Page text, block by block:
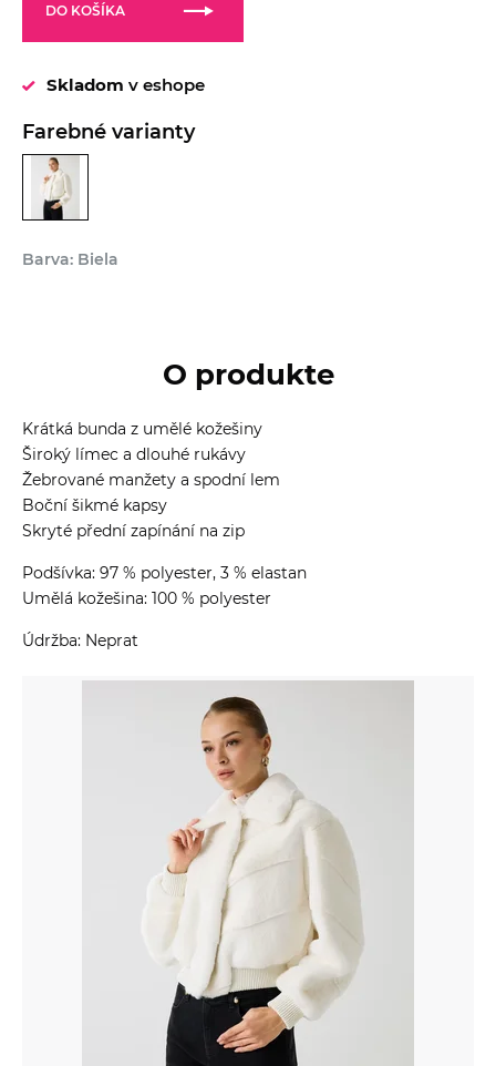
DO KOŠÍKA
Skladom v eshope
Farebné varianty
Barva: Biela
O produkte
Krátká bunda z umělé kožešiny
Široký límec a dlouhé rukávy
Žebrované manžety a spodní lem
Boční šikmé kapsy
Skryté přední zapínání na zip
Podšívka: 97 % polyester, 3 % elastan
Umělá kožešina: 100 % polyester
Údržba: Neprat